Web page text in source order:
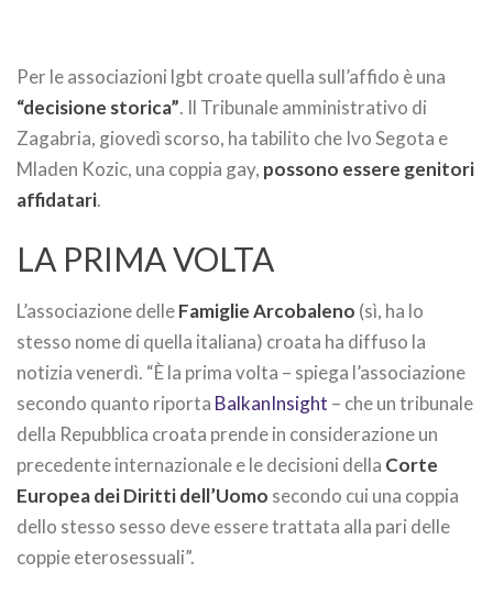
Per le associazioni lgbt croate quella sull’affido è una
“decisione storica”. Il Tribunale amministrativo di
Zagabria, giovedì scorso, ha tabilito che Ivo Segota e
Mladen Kozic, una coppia gay, possono essere genitori
affidatari.
LA PRIMA VOLTA
L’associazione delleFamiglie Arcobaleno (sì, ha lo
stesso nome di quella italiana) croata ha diffuso la
notizia venerdì. “È la prima volta – spiega l’associazione
secondo quanto riporta BalkanInsight – che un tribunale
della Repubblica croata prende in considerazione un
precedente internazionale e le decisioni della Corte
Europea dei Diritti dell’Uomo secondo cui una coppia
dello stesso sesso deve essere trattata alla pari delle
coppie eterosessuali”.